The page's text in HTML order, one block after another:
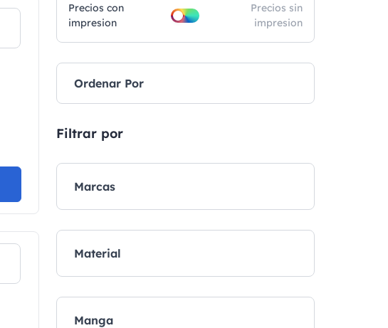
Precios con
impresion
Precios sin
impresion
Ordenar Por
Filtrar por
Marcas
Material
Manga